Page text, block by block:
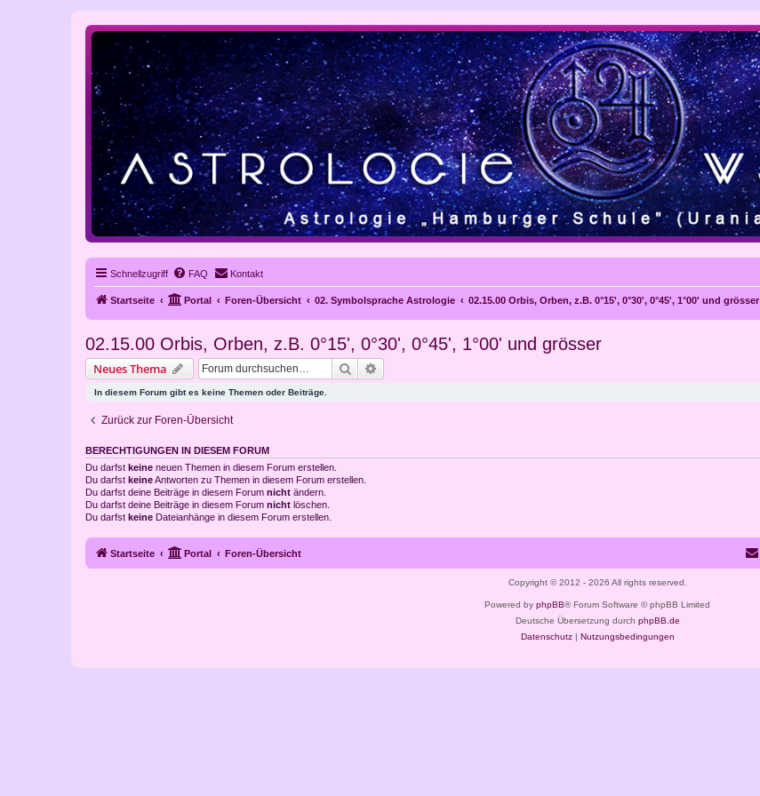
Schnellzugriff FAQ Kontakt
Startseite Portal Foren-Übersicht 02. Symbolsprache Astrologie 02.15.00 Orbis, Orben, z.B. 0°15', 0°30', 0°45', 1°00' und grösser
02.15.00 Orbis, Orben, z.B. 0°15', 0°30', 0°45', 1°00' und grösser
Neues Thema Suche
In diesem Forum gibt es keine Themen oder Beiträge.
Zurück zur Foren-Übersicht
BERECHTIGUNGEN IN DIESEM FORUM
Du darfst keine neuen Themen in diesem Forum erstellen.
Du darfst keineAntworten zu Themen in diesem Forum erstellen.
Du darfst deine Beiträge in diesem Forum nicht ändern.
Du darfst deine Beiträge in diesem Forum nicht löschen.
Du darfst keine Dateianhänge in diesem Forum erstellen.
Startseite Portal Foren-Übersicht
Copyright © 2012 - 2026 All rights reserved.
Powered by phpBB® Forum Software © phpBB Limited
Deutsche Übersetzung durch phpBB.de
Datenschutz| Nutzungsbedingungen